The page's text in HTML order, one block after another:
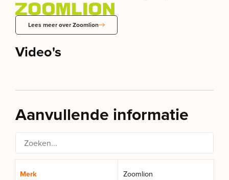
Lees meer over Zoomlion
Video's
Aanvullende informatie
Merk Zoomlion